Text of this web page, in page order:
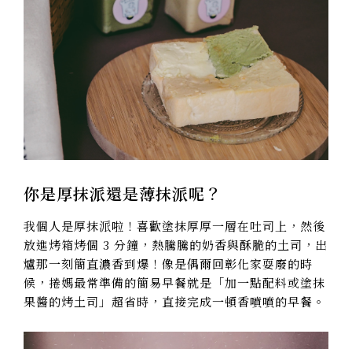
你是厚抹派還是薄抹派呢？
我個人是厚抹派啦！喜歡塗抹厚厚一層在吐司上，然後
放進烤箱烤個 3 分鐘，熱騰騰的奶香與酥脆的土司，出
爐那一刻簡直濃香到爆！像是偶爾回彰化家耍廢的時
候，捲媽最常準備的簡易早餐就是「加一點配料或塗抹
果醬的烤土司」超省時，直接完成一頓香噴噴的早餐。